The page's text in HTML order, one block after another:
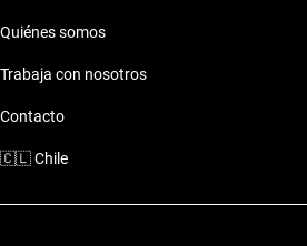
Quiénes somos
Trabaja con nosotros
Contacto
🇨🇱Chile